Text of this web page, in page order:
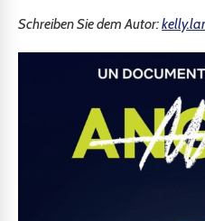
Schreiben Sie dem Autor: